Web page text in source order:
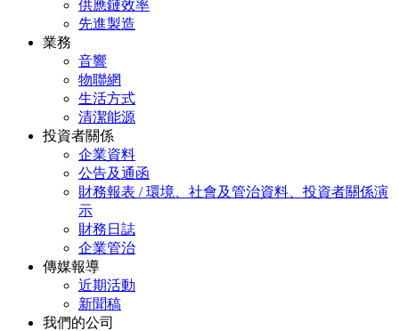
供應鏈效率
先進製造
業務
音響
物聯網
生活方式
清潔能源
投資者關係
企業資料
公告及通函
財務報表 / 環境、社會及管治資料、投資者關係演
示
財務日誌
企業管治
傳媒報導
近期活動
新聞稿
我們的公司